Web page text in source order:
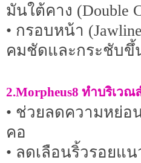
มันใต้คาง (Double
• กรอบหน้า
คมชัดและกระชับขึ้
2.Morpheus8 ทำบริเวณ
• ช่วยลดความหย่อ
คอ
• ลดเลือนริ้วรอยแ